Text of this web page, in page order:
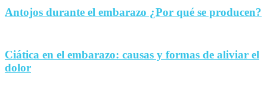
Antojos durante el embarazo ¿Por qué se producen?
Ciática en el embarazo: causas y formas de aliviar el
dolor